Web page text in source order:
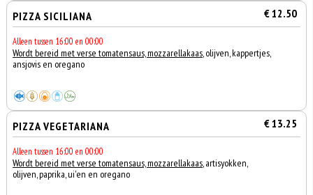
PIZZA SICILIANA € 12.50
Alleen tussen 16:00 en 00:00
Wordt bereid met verse tomatensaus, mozzarellakaas, olijven, kappertjes,
ansjovis en oregano
PIZZA VEGETARIANA € 13.25
Alleen tussen 16:00 en 00:00
Wordt bereid met verse tomatensaus, mozzarellakaas, artisyokken,
olijven, paprika, ui'en en oregano